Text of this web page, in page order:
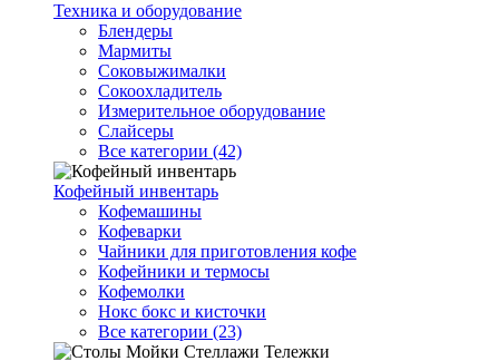
Техника и оборудование
Блендеры
Мармиты
Соковыжималки
Сокоохладитель
Измерительное оборудование
Слайсеры
Все категории (42)
Кофейный инвентарь
Кофемашины
Кофеварки
Чайники для приготовления кофе
Кофейники и термосы
Кофемолки
Нокс бокс и кисточки
Все категории (23)